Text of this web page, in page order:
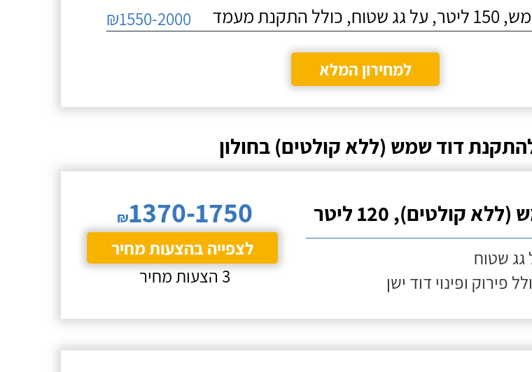
מעמד ₪1550-2000
למחירון המלא
דוד שמש (ללא קולטים) בחולון
קולטים), 120 ליטר
שטוח
פירוק ופינוי דוד ישן
₪1370-1750
לצפייה בהצעות מחיר
3 הצעות מחיר